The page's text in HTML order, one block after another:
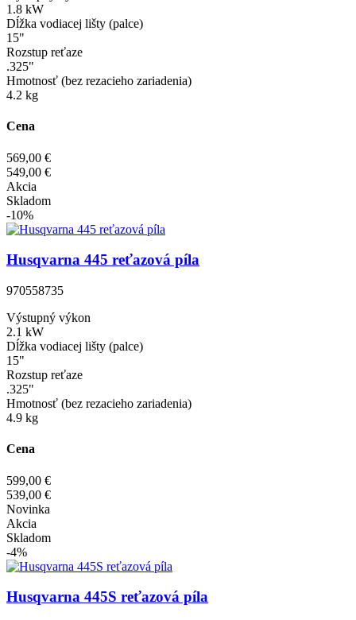
1.8 kW
Dĺžka vodiacej lišty (palce)
15"
Rozstup reťaze
.325"
Hmotnosť (bez rezacieho zariadenia)
4.2 kg
Cena
569,00 €
549,00 €
Akcia
Skladom
-10%
Husqvarna 445 reťazová píla
970558735
Výstupný výkon
2.1 kW
Dĺžka vodiacej lišty (palce)
15"
Rozstup reťaze
.325"
Hmotnosť (bez rezacieho zariadenia)
4.9 kg
Cena
599,00 €
539,00 €
Novinka
Akcia
Skladom
-4%
Husqvarna 445S reťazová píla